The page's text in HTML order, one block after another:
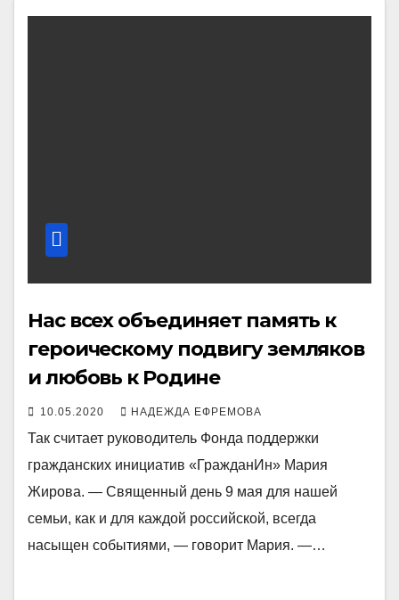
Нас всех объединяет память к
героическому подвигу земляков
и любовь к Родине
10.05.2020 НАДЕЖДА ЕФРЕМОВА
Так считает руководитель Фонда поддержки
гражданских инициатив «ГражданИн» Мария
Жирова. — Священный день 9 мая для нашей
семьи, как и для каждой российской, всегда
насыщен событиями, — говорит Мария. —…